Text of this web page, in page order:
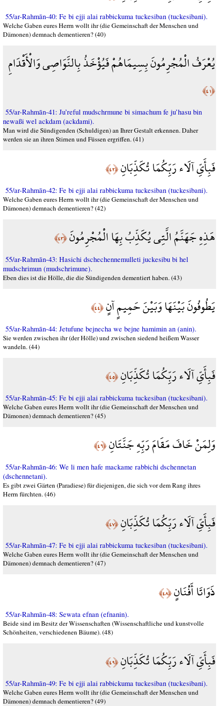
55/ar-Rahmān-40: Fe bi ejji alai rabbickuma tuckesiban (tuckesibani).
Welche Gaben eures Herrn wollt ihr (die Gemeinschaft der Menschen und
Dämonen) demnach dementieren? (40)
يُعْرَفُ الْمُجْرِمُونَ بِسِيمَاهُمْ فَيُؤْخَذُ بِالنَّوَاصِي وَالْأَقْدَامِ
﴿٤١﴾
55/ar-Rahmān-41: Ju’reful mudschrmune bi simachum fe ju’hasu bin
newaßi wel ackdam (ackdami).
Man wird die Sündigenden (Schuldigen) an Ihrer Gestalt erkennen. Daher
werden sie an ihren Stirnen und Füssen ergriffen. (41)
فَبِأَيِّ آلَاء رَبِّكُمَا تُكَذِّبَانِ﴿٤٢﴾
55/ar-Rahmān-42: Fe bi ejji alai rabbickuma tuckesiban (tuckesibani).
Welche Gaben eures Herrn wollt ihr (die Gemeinschaft der Menschen und
Dämonen) demnach dementieren? (42)
هَذِهِ جَهَنَّمُ الَّتِي يُكَذِّبُ بِهَا الْمُجْرِمُونَ﴿٤٣﴾
55/ar-Rahmān-43: Hasichi dschechennemulleti juckesibu bi hel
mudschrimun (mudschrimune).
Eben dies ist die Hölle, die die Sündigenden dementiert haben. (43)
يَطُوفُونَ بَيْنَهَا وَبَيْنَ حَمِيمٍ آنٍ﴿٤٤﴾
55/ar-Rahmān-44: Jetufune bejnecha we bejne hamimin an (anin).
Sie werden zwischen ihr (der Hölle) und zwischen siedend heißem Wasser
wandeln. (44)
فَبِأَيِّ آلَاء رَبِّكُمَا تُكَذِّبَانِ﴿٤٥﴾
55/ar-Rahmān-45: Fe bi ejji alai rabbickuma tuckesiban (tuckesibani).
Welche Gaben eures Herrn wollt ihr (die Gemeinschaft der Menschen und
Dämonen) demnach dementieren? (45)
وَلِمَنْ خَافَ مَقَامَ رَبِّهِ جَنَّتَانِ﴿٤٦﴾
55/ar-Rahmān-46: We li men hafe mackame rabbichi dschennetan
(dschennetani).
Es gibt zwei Gärten (Paradiese) für diejenigen, die sich vor dem Rang ihres
Herrn fürchten. (46)
فَبِأَيِّ آلَاء رَبِّكُمَا تُكَذِّبَانِ﴿٤٧﴾
55/ar-Rahmān-47: Fe bi ejji alai rabbickuma tuckesiban (tuckesibani).
Welche Gaben eures Herrn wollt ihr (die Gemeinschaft der Menschen und
Dämonen) demnach dementieren? (47)
ذَوَاتَا أَفْنَانٍ﴿٤٨﴾
55/ar-Rahmān-48: Sewata efnan (efnanin).
Beide sind im Besitz der Wissenschaften (Wissenschaftliche und kunstvolle
Schönheiten, verschiedenen Bäume). (48)
فَبِأَيِّ آلَاء رَبِّكُمَا تُكَذِّبَانِ﴿٤٩﴾
55/ar-Rahmān-49: Fe bi ejji alai rabbickuma tuckesiban (tuckesibani).
Welche Gaben eures Herrn wollt ihr (die Gemeinschaft der Menschen und
Dämonen) demnach dementieren? (49)